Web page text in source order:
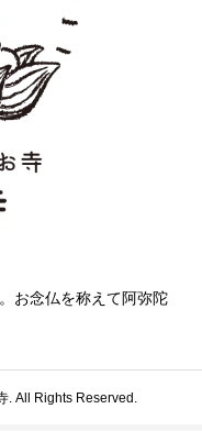
お念仏を称えて阿弥陀
. All Rights Reserved.